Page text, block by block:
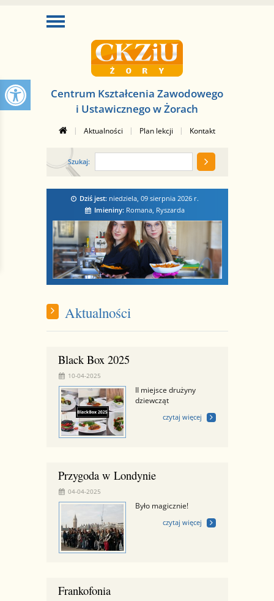
Centrum Kształcenia Zawodowego
i Ustawicznego w Żorach
| Aktualności | Plan lekcji | Kontakt
Szukaj:
Dziś jest: niedziela, 09 sierpnia 2026r.
Imieniny:Romana, Ryszarda
Aktualności
Black Box 2025
10-04-2025
II miejsce drużyny
dziewcząt
czytaj więcej
Przygoda w Londynie
04-04-2025
Było magicznie!
czytaj więcej
Frankofonia